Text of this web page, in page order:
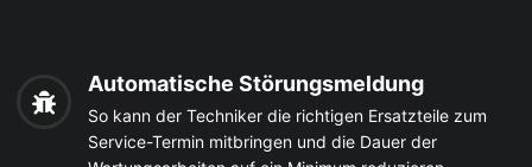
Automatische Störungsmeldung
So kann der Techniker die richtigen Ersatzteile zum
Service-Termin mitbringen und die Dauer der